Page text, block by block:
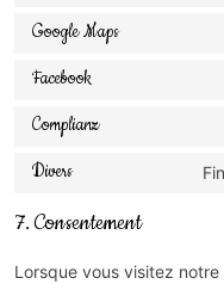
Google Maps
Facebook
Complianz
Divers
7. Consentement
Lorsque vous visitez